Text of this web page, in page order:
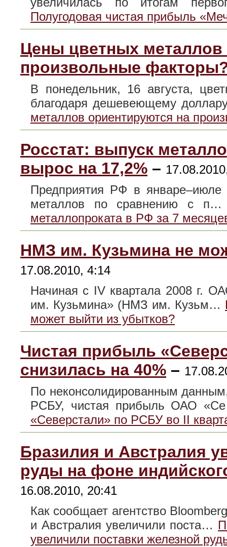
Полугодовая чистая прибыль
Цены цветных металлов
произвольные
В понедельник, 16 августа,
благодаря дешевеющему
металлов ориентируются на
Росстат: выпуск
вырос на 17,2% –
Предприятия РФ в январе–июле
металлов по сравнению с
металлопроката в РФ за 7
НМЗ им. Кузьмина не
17.08.2010, 4:14
Начиная с IV квартала 2008 г.
им. Кузьмина» (НМЗ им. Кузьм…
может выйти из убытков?
Чистая прибыль
снизилась на 40% –
По неконсолидированным
РСБУ, чистая прибыль ОАО
«Северстали» по РСБУ во II
Бразилия и Австралия
руды на фоне
16.08.2010, 20:41
Как сообщает агентство
и Австралия увеличили поста…
увеличили поставки железной